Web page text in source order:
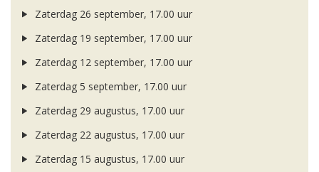
Zaterdag 26 september, 17.00 uur
Zaterdag 19 september, 17.00 uur
Zaterdag 12 september, 17.00 uur
Zaterdag 5 september, 17.00 uur
Zaterdag 29 augustus, 17.00 uur
Zaterdag 22 augustus, 17.00 uur
Zaterdag 15 augustus, 17.00 uur